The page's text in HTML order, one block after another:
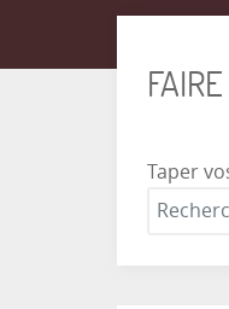
Taper